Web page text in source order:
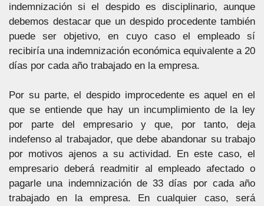
indemnización si el despido es disciplinario, aunque
debemos destacar que un despido procedente también
puede ser objetivo, en cuyo caso el empleado sí
recibiría una indemnización económica equivalente a 20
días por cada año trabajado en la empresa.
Por su parte, el despido improcedente es aquel en el
que se entiende que hay un incumplimiento de la ley
por parte del empresario y que, por tanto, deja
indefenso al trabajador, que debe abandonar su trabajo
por motivos ajenos a su actividad. En este caso, el
empresario deberá readmitir al empleado afectado o
pagarle una indemnización de 33 días por cada año
trabajado en la empresa. En cualquier caso, será